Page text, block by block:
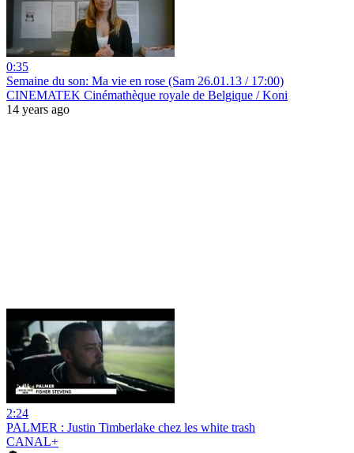
0:35
Semaine du son: Ma vie en rose (Sam 26.01.13 / 17:00)
CINEMATEK Cinémathèque royale de Belgique / Koni
14 years ago
2:24
PALMER : Justin Timberlake chez les white trash
CANAL+